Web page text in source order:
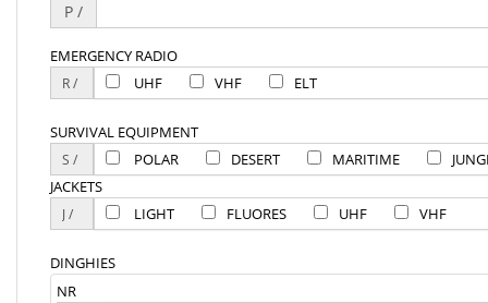
P /
EMERGENCY RADIO
UHF
VHF ELT
SURVIVAL EQUIPMENT
POLAR
DESERT MARITIME
JACKETS
LIGHT
FLUORES UHF VHF
DINGHIES
NR